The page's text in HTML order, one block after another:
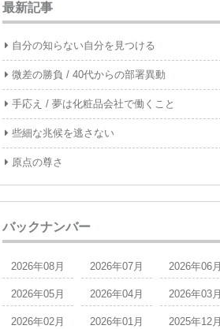
最新記事
自分の知らない自分を見つける
微差の勝負 / 40代からの部署異動
手応え / 夢は化粧品会社で働くこと
些細な兆候を逃さない
原点の尊さ
バックナンバー
2026年08月 2026年07月 2026年06月
2026年05月 2026年04月 2026年03月
2026年02月 2026年01月 2025年12月